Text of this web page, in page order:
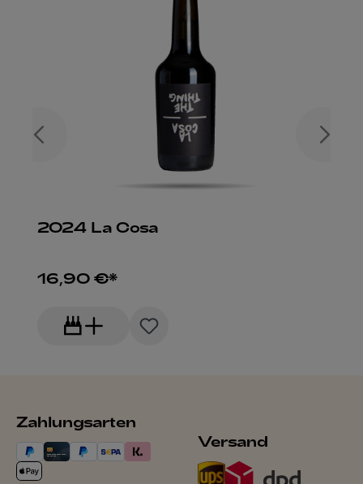
2024 La Cosa
16,90 €*
Zahlungsarten
Versand